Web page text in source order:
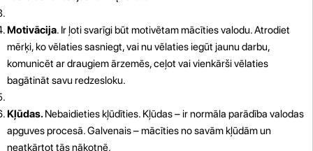
Motivācija. Ir ļoti svarīgi būt motivētam mācīties valodu. Atrodiet
mērķi, ko vēlaties sasniegt, vai nu vēlaties iegūt jaunu darbu,
komunicēt ar draugiem ārzemēs, ceļot vai vienkārši vēlaties
bagātināt savu redzesloku.
Kļūdas.Nebaidieties kļūdīties. Kļūdas – ir normāla parādība valodas
apguves procesā. Galvenais – mācīties no savām kļūdām un
neatkārtot tās nākotnē.